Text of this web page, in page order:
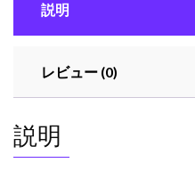
ー
コ
ー
ル
説明
レビュー (0)
説明